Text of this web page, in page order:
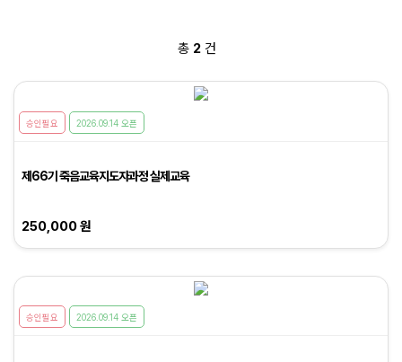
총 2건
승인필요 2026.09.14 오픈
제66기 죽음교육지도자과정 실제교육
250,000 원
승인필요 2026.09.14 오픈